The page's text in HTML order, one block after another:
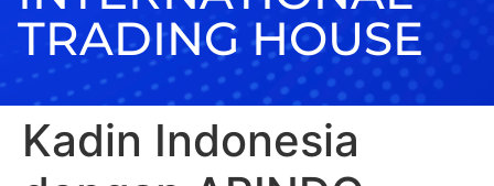
TRADING HOUSE
Kadin Indonesia